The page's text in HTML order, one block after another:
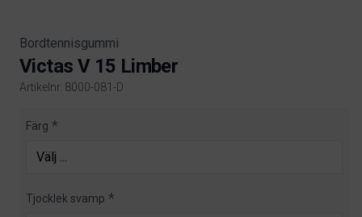
Bordtennisgummi
Victas V 15 Limber
Artikelnr. 8000-081-D
Product information
Färg
Tjocklek svamp